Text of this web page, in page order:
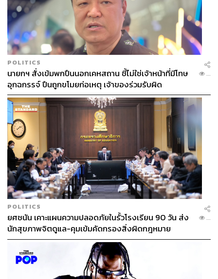
POLITICS
นายกฯ สั่งเข้มพกปืนนอกเคหสถาน ชี้ไม่ใช่เจ้าหน้าที่มีโทษ
อุกฉกรรจ์ ปืนถูกขโมยก่อเหตุ เจ้าของร่วมรับผิด
...
POLITICS
ยศชนัน เคาะแผนความปลอดภัยในรั้วโรงเรียน 90 วัน ส่ง
นักสุขภาพจิตดูแล-คุมเข้มคัดกรองสิ่งผิดกฎหมาย
...